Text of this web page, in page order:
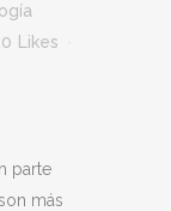
Likes
parte
más